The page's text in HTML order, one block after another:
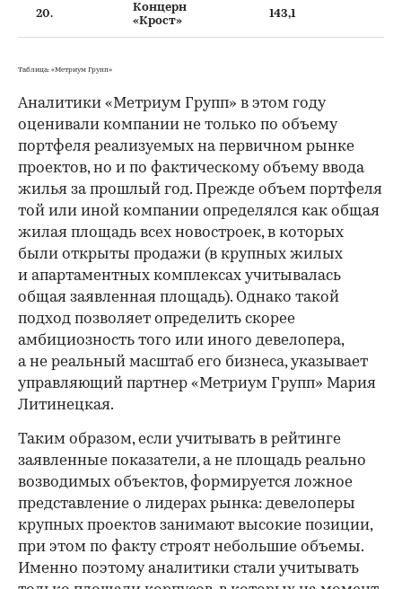
20.
Концерн
«Крост»
143,1
Таблица: «Метриум Групп»
Аналитики «Метриум Групп» в этом году
оценивали компании не только по объему
портфеля реализуемых на первичном рынке
проектов, но и по фактическому объему ввода
жилья за прошлый год. Прежде объем портфеля
той или иной компании определялся как общая
жилая площадь всех новостроек, в которых
были открыты продажи (в крупных жилых
и апартаментных комплексах учитывалась
общая заявленная площадь). Однако такой
подход позволяет определить скорее
амбициозность того или иного девелопера,
а не реальный масштаб его бизнеса, указывает
управляющий партнер «Метриум Групп» Мария
Литинецкая.
Таким образом, если учитывать в рейтинге
заявленные показатели, а не площадь реально
возводимых объектов, формируется ложное
представление о лидерах рынка: девелоперы
крупных проектов занимают высокие позиции,
при этом по факту строят небольшие объемы.
Именно поэтому аналитики стали учитывать